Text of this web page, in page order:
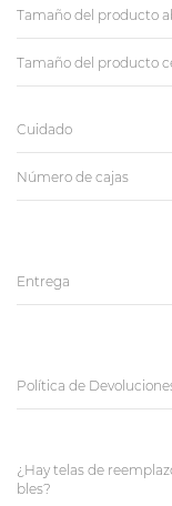
Tamaño del producto
Tamaño del producto
Cuidado
Número de cajas
Entrega
Política de
¿Hay telas de
bles?